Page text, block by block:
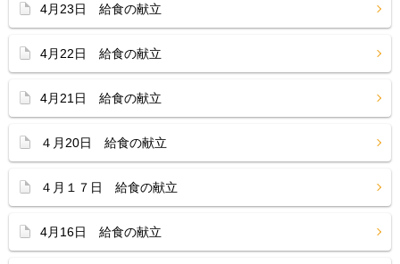
4月23日 給食の献立
4月22日 給食の献立
4月21日 給食の献立
４月20日 給食の献立
４月１７日 給食の献立
4月16日 給食の献立